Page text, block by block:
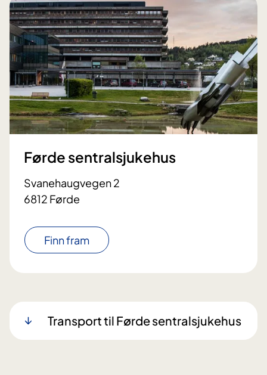
Førde sentralsjukehus
Svanehaugvegen 2
6812 Førde
Finn fram
Transport til Førde sentralsjukehus